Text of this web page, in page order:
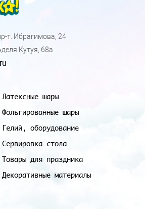
Латексные шары
Фольгированные шары
Гелий, оборудование
Сервировка стола
Товары для праздника
Декоративные материалы
т. Ибрагимова, 24
Кутуя, 68а